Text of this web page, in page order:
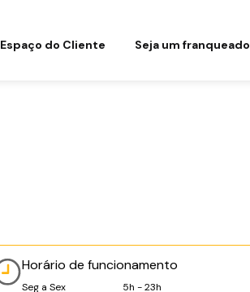
Espaço do Cliente Seja um franqueado
Horário de funcionamento
Seg a Sex
5h - 23h